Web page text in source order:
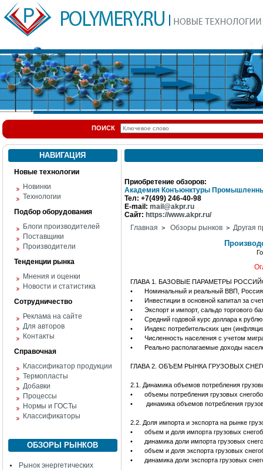
ПОИСК
НАВИГАЦИЯ
Новые технологии
Новинки
Технологии
Подбор оборудования
Блоги производителей
Поставщики
Производители
Тенденции рынка
Мнения и оценки
Новости и статистика
Сотрудничество
Реклама на сайте
Для авторов
Контакты
Справочная
Классификатор продукции
Термопласты
Добавки
Процессы
Нормы и ГОСТы
Классификаторы
ОБЗОРЫ РЫНКОВ
Рынок энергетических
Приобретение обзоров:
Академия Конъюнктуры
Тел: +7(499) 246-40-98
E-mail: mail@akpr.ru
Сайт: https://www.akpr.ru/
Главная > Обзоры рынков > Другая
ГЛАВА 1. БАЗОВЫЕ ПАРАМЕТРЫ
•
Номинальный и реальный ВВП,
•
Инвестиции в основной капитал за
•
Экспорт и импорт, сальдо торгового
•
Средний годовой курс доллара к
•
Индекс потребительских цен
•
Численность населения с учетом
•
Реально располагаемые доходы
ГЛАВА 2. ОБЪЕМ РЫНКА ГРУЗОВЫХ
2.1. Динамика объемов потребления
•
объемы потребления грузовых
•
динамика объемов потребления
2.2. Доля импорта и экспорта на рынке
•
объем и доля импорта грузовых
•
динамика доли импорта грузовых
•
объем и доля экспорта грузовых
•
динамика доли экспорта грузовых